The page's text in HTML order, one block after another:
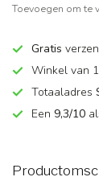
Toevoegen om te
Gratis
Winkel van
Totaaladres
Een 9,3/10